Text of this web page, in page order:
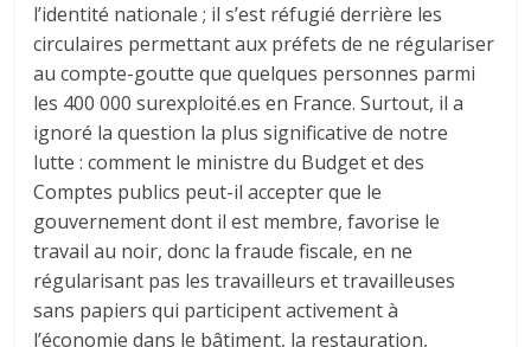
l’identité nationale ; il s’est réfugié derrière les
circulaires permettant aux préfets de ne régulariser
au compte-goutte que quelques personnes parmi
les 400 000 surexploité.es en France. Surtout, il a
ignoré la question la plus significative de notre
lutte : comment le ministre du Budget et des
Comptes publics peut-il accepter que le
gouvernement dont il est membre, favorise le
travail au noir, donc la fraude fiscale, en ne
régularisant pas les travailleurs et travailleuses
sans papiers qui participent activement à
l’économie dans le bâtiment, la restauration,